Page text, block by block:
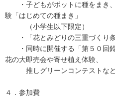
・子どもがポットに種をまき
験「はじめての種まき」
（小学生以下限定）
・「花とみどりの三重づくり条
・同時に開催する「第５０回鈴
花の大即売会や寄せ植え体験、
推しグリーンコンテストな
４．参加費